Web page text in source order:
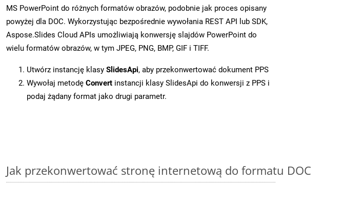
MS PowerPoint do różnych formatów obrazów, podobnie jak proces opisany
powyżej dla DOC. Wykorzystując bezpośrednie wywołania REST API lub SDK,
Aspose.Slides Cloud APIs umożliwiają konwersję slajdów PowerPoint do
wielu formatów obrazów, w tym JPEG, PNG, BMP, GIF i TIFF.
Utwórz instancję klasy SlidesApi, aby przekonwertować dokument PPS
Wywołaj metodę Convert instancji klasy SlidesApi do konwersji z PPS i
podaj żądany format jako drugi parametr.
Jak przekonwertować stronę internetową do formatu DOC